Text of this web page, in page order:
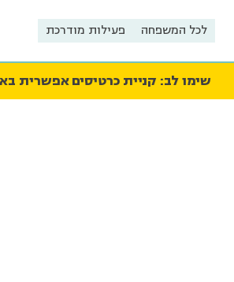
לכל המשפחה פעילות מודרכת
שימו לב: קניית כרטיסים אפשרית